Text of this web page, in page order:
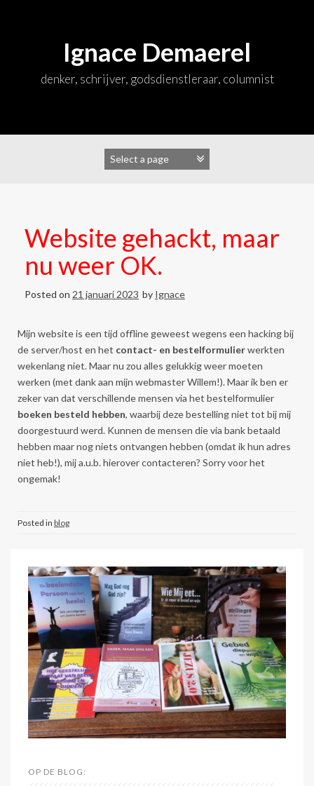
Ignace Demaerel
denker, schrijver, godsdienstleraar, columnist
Website gehackt, maar
nu weer OK.
Posted on 21 januari 2023 by Ignace
Mijn website is een tijd offline geweest wegens een hacking bij
de server/host en het contact- en bestelformulierwerkten
wekenlang niet. Maar nu zou alles gelukkig weer moeten
werken (met dank aan mijn webmaster Willem!). Maar ik ben er
zeker van dat verschillende mensen via het bestelformulier
boeken besteld hebben, waarbij deze bestelling niet tot bij mij
doorgestuurd werd. Kunnen de mensen die via bank betaald
hebben maar nog niets ontvangen hebben (omdat ik hun adres
niet heb!), mij a.u.b. hierover contacteren? Sorry voor het
ongemak!
Posted in blog
OP DE BLOG: